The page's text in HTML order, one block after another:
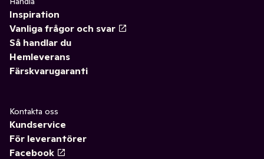
Inspiration
Vanliga frågor och svar
Så handlar du
Hemleverans
Färskvarugaranti
Kontakta oss
Kundservice
För leverantörer
Facebook